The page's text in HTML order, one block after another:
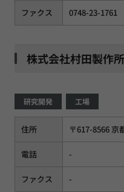
ファクス 0748-23-1761
株式会社村田製作
研究開発 工場
住所 〒617-8566 京
電話 -
ファクス -